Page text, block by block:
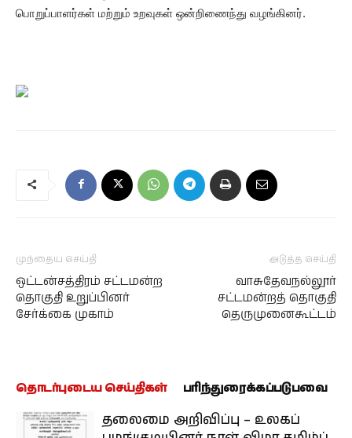
பொறுப்பாளர்கள் மற்றும் உறவுகள் ஒன்றிணைந்து வழங்கினர்.
முந்தைய செய்தி
ஒட்டன்சத்திரம் சட்டமன்ற
தொகுதி உறுப்பினர்
சேர்க்கை முகாம்
அடுத்த செய்தி
வாசுதேவநல்லூர்
சட்டமன்றத் தொகுதி
தெருமுனைகூட்டம்
தொடர்புடைய செய்திகள் பரிந்துரைக்கப்படுபவை
தலைமை அறிவிப்பு – உலகப்